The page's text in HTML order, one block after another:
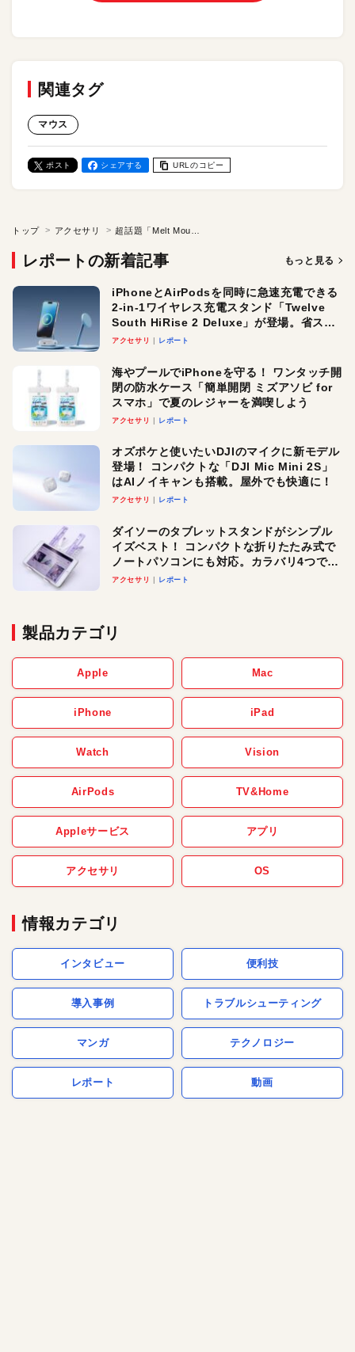
関連タグ
マウス
ポスト シェアする URLのコピー
トップ アクセサリ
レポートの新着記事 もっと見る
iPhoneとAirPodsを同時に急速充電できる
2-in-1ワイヤレス充電スタンド「Twelve
South HiRise 2 Deluxe」が登場。省スペ
ースでおしゃれに充電したい人にオスス
アクセサリ レポート
海やプールでiPhoneを守る！ ワンタッチ開
閉の防水ケース「簡単開閉 ミズアソビ for
スマホ」で夏のレジャーを満喫しよう
アクセサリ レポート
オズポケと使いたいDJIのマイクに新モデル
登場！ コンパクトな「DJI Mic Mini 2S」
はAIノイキャンも搭載。屋外でも快適に！
アクセサリ レポート
ダイソーのタブレットスタンドがシンプル
イズベスト！ コンパクトな折りたたみ式で
ノートパソコンにも対応。カラバリ4つで選
べる楽しさも
アクセサリ レポート
製品カテゴリ
Apple Mac
iPhone iPad
Watch Vision
AirPods TV&Home
Appleサービス アプリ
アクセサリ OS
情報カテゴリ
インタビュー 便利技
導入事例 トラブルシューティング
マンガ テクノロジー
レポート 動画